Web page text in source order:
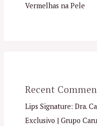
Vermelhas na Pele
Recent
Lips Signature: Dra.
Exclusivo | Grupo